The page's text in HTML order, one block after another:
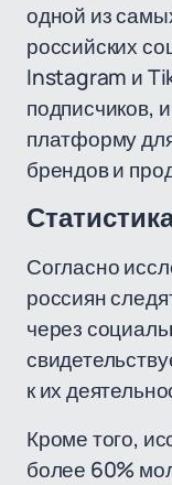
одной из
российских
Instagram и
подписчиков,
платформу
брендов и
Согласно
россиян
через
к их
Кроме того,
более 60%